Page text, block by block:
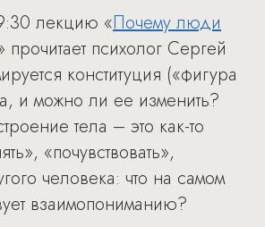
лекцию «Почему люди
прочитает психолог Сергей
конституция («фигура
и можно ли ее изменить?
тела – это как-то
«почувствовать»,
человека: что на самом
взаимопониманию?